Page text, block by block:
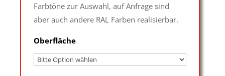
Farbtöne zur Auswahl, auf Anfrage sind
aber auch andere RAL Farben realisierbar.
Oberfläche